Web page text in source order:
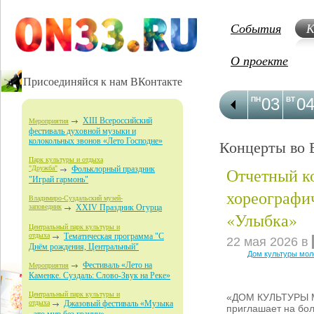
Присоединяйся к нам ВКонтакте
Мероприятия
XIII Всероссийский
фестиваль духовной музыки и
колокольных звонов «Лето Господне»
Парк культуры и отдыха
"Дружба"
Фольклорный праздник
"Играй гармонь"
Владимиро-Суздальский музей-
заповедник XXIV Праздник Огурца
Центральный парк культуры и
отдыха
Тематическая программа "С
Днём рождения, Центральный"
Мероприятия
Фестиваль «Лето на
Каменке. Суздаль: Слово-Звук на Реке»
Центральный парк культуры и
отдыха
Джазовый фестиваль «Музыка
События
О проекте
03
ПН 04
ВТ
Концерты во
Отчетный
«Улыбка»
22 мая 2026 в
Дом культуры
«ДОМ КУЛЬТУРЫ
приглашает на